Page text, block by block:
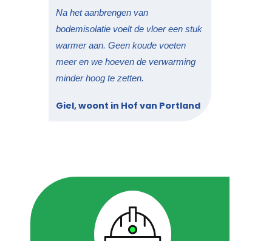
Na het aanbrengen van
bodemisolatie voelt de vloer een stuk
warmer aan. Geen koude voeten
meer en we hoeven de verwarming
minder hoog te zetten.
Giel, woont in Hof van Portland